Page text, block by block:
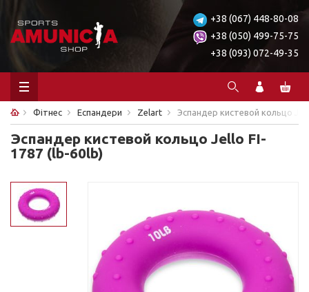
+38 (067) 448-80-08
+38 (050) 499-75-75
+38 (093) 072-49-35
Фітнес Еспандери Zelart Эспандер кистевой кольцо
Эспандер кистевой кольцо Jello FI-
1787 (lb-60lb)